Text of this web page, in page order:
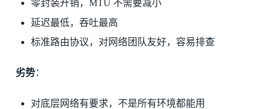
零封装开销，MTU 不需要减小
延迟最低，吞吐最高
标准路由协议，对网络团队友好，容易排查
劣势：
对底层网络有要求，不是所有环境都能用